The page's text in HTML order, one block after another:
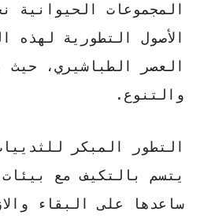
المجموعات الحيوانية
الأصول التطورية لهذه
العصر الطباشيري، حيث
والتنوع.
التطور المبكر
يتسم بالتكيف مع
ساعدها على البقاء